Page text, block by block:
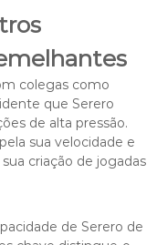
colegas como
que Serero
de alta pressão.
sua velocidade e
criação de jogadas
de Serero de